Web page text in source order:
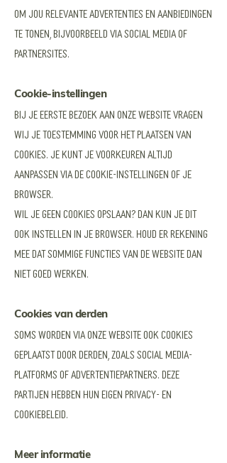
om jou relevante advertenties en aanbiedingen
te tonen, bijvoorbeeld via social media of
partnersites.
Cookie-instellingen
Bij je eerste bezoek aan onze website vragen
wij je toestemming voor het plaatsen van
cookies. Je kunt je voorkeuren altijd
aanpassen via de cookie-instellingen of je
browser.
Wil je geen cookies opslaan? Dan kun je dit
ook instellen in je browser. Houd er rekening
mee dat sommige functies van de website dan
niet goed werken.
Cookies van derden
Soms worden via onze website ook cookies
geplaatst door derden, zoals social media-
platforms of advertentiepartners. Deze
partijen hebben hun eigen privacy- en
cookiebeleid.
Meer informatie